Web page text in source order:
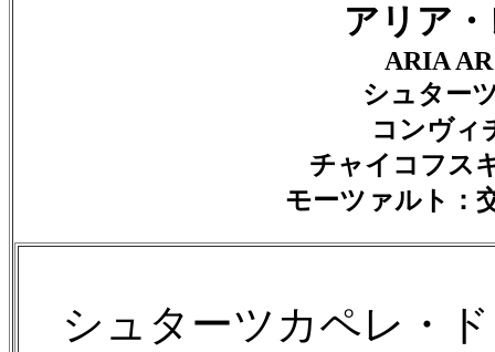
アリア
ARIA AR
シュター
コンヴィチ
チャイコフス
モーツァルト：
シュターツカペレ・